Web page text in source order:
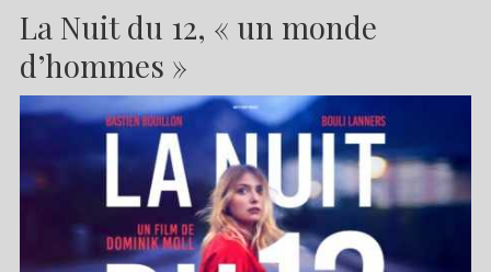
La Nuit du 12, « un monde
d’hommes »